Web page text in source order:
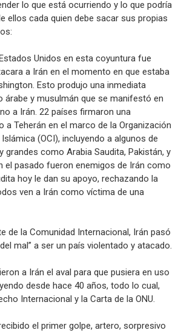
lo que está ocurriendo y lo que podría
ellos cada quien debe sacar sus propias
Unidos en esta coyuntura fue
a Irán en el momento en que estaba
Esto produjo una inmediata
árabe y musulmán que se manifestó en
a Irán. 22 países firmaron una
a Teherán en el marco de la Organización
(OCI), incluyendo a algunos de
como Arabia Saudita, Pakistán, y
el pasado fueron enemigos de Irán como
hoy le dan su apoyo, rechazando la
ven a Irán como víctima de una
de la Comunidad Internacional, Irán pasó
mal” a ser un país violentado y atacado.
a Irán el aval para que pusiera en uso
desde hace 40 años, todo lo cual,
Internacional y la Carta de la ONU.
el primer golpe, artero, sorpresivo